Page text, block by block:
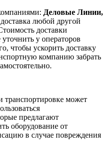
Деловые Линии,
любой другой
доставки
у операторов
чтобы ускорить доставку
компанию забрать
транспортировке может
предлагают
оборудование от
в случае повреждения